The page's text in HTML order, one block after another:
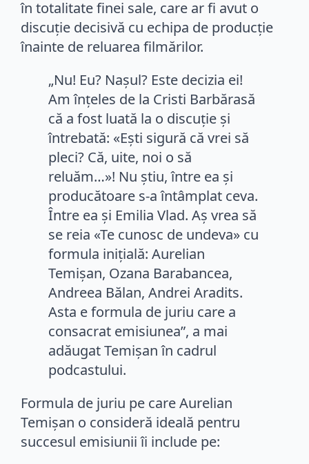
în totalitate finei sale, care ar fi avut o
discuție decisivă cu echipa de producție
înainte de reluarea filmărilor.
„Nu! Eu? Nașul? Este decizia ei!
Am înțeles de la Cristi Barbărasă
că a fost luată la o discuție și
întrebată: «Ești sigură că vrei să
pleci? Că, uite, noi o să
reluăm…»! Nu știu, între ea și
producătoare s-a întâmplat ceva.
Între ea și Emilia Vlad. Aș vrea să
se reia «Te cunosc de undeva» cu
formula inițială: Aurelian
Temișan, Ozana Barabancea,
Andreea Bălan, Andrei Aradits.
Asta e formula de juriu care a
consacrat emisiunea”, a mai
adăugat Temișan în cadrul
podcastului.
Formula de juriu pe care Aurelian
Temișan o consideră ideală pentru
succesul emisiunii îi include pe: